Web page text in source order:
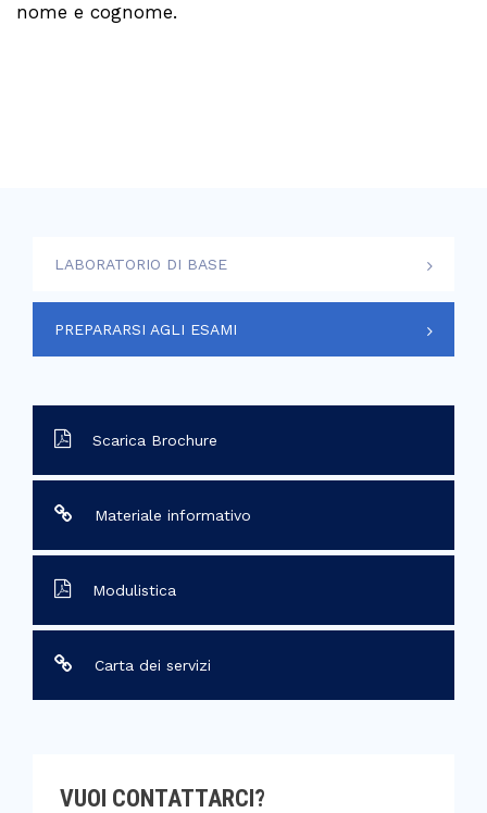
nome e cognome.
LABORATORIO DI BASE
PREPARARSI AGLI ESAMI
Scarica Brochure
Materiale informativo
Modulistica
Carta dei servizi
VUOI CONTATTARCI?